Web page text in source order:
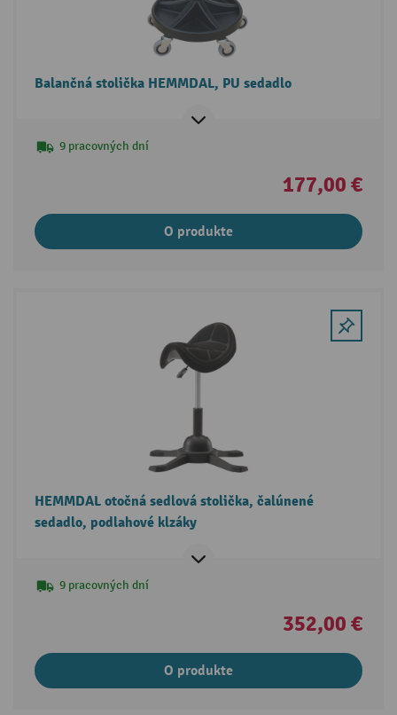
Balančná stolička HEMMDAL, PU sedadlo
9 pracovných dní
177,00 €
O produkte
HEMMDAL otočná sedlová stolička, čalúnené
sedadlo, podlahové klzáky
9 pracovných dní
352,00 €
O produkte